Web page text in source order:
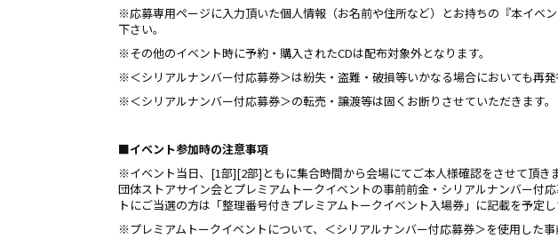
※応募専用ページに入力頂いた個人情報（お名前や住所など）とお持ちの『本イベ
下さい。
※その他のイベント時に予約・購入されたCDは配布対象外となります。
※＜シリアルナンバー付応募券＞は紛失・盗難・破損等いかなる場合においても再
※＜シリアルナンバー付応募券＞の転売・譲渡等は固くお断りさせていただきます。
■イベント参加時の注意事項
※イベント当日、[1部][2部]ともに集合時間から会場にてご本人様確認をさせて頂き
団体ストアサイン会とプレミアムトークイベントの事前前金・シリアルナンバー付
トにご当選の方は「整理番号付きプレミアムトークイベント入場券」に記載を予定し
※プレミアムトークイベントについて、＜シリアルナンバー付応募券＞を使用した